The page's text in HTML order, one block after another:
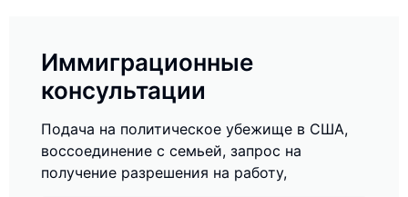
Иммиграционные
консультации
Подача на политическое убежище в США,
воссоединение с семьей, запрос на
получение разрешения на работу,